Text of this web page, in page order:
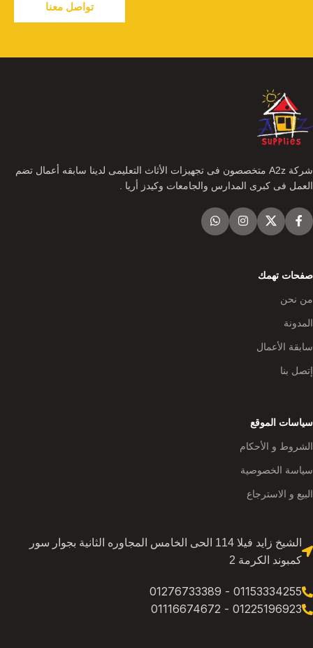
تواصل معنا
شركة A2z متخصصون فى تجهيزات الأثاث التعليمى لدينا سابقه أعمال تضم
العمل فى كبرى المدارس والجامعات وكيدز أريا .
صفحات تهمك
من نحن
المدونة
سابقة الأعمال
إتصل بنا
سياسات الموقع
الشروط و الأحكام
سياسة الخصوصية
البيع و الاسترجاع
الشيخ زايد فيلا 114 الحى الخامس المجاوره الثانية بجوار سور
كمبوند الكرمة 2
01153334255 - 01276733389
01225196923 - 01116674672